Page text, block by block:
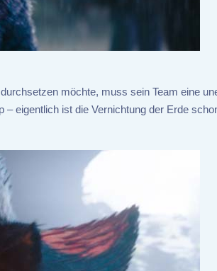
möchte, muss sein Team eine
eigentlich ist die Vernichtung der Erde